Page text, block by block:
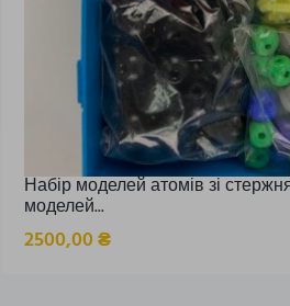
Набір моделей атомів зі
моделей...
2500,00₴